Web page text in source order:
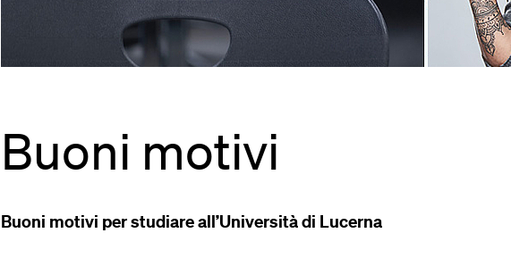
Buoni motivi
Buoni motivi per studiare all’Università di Lucerna
Forschende
Anmeldung und